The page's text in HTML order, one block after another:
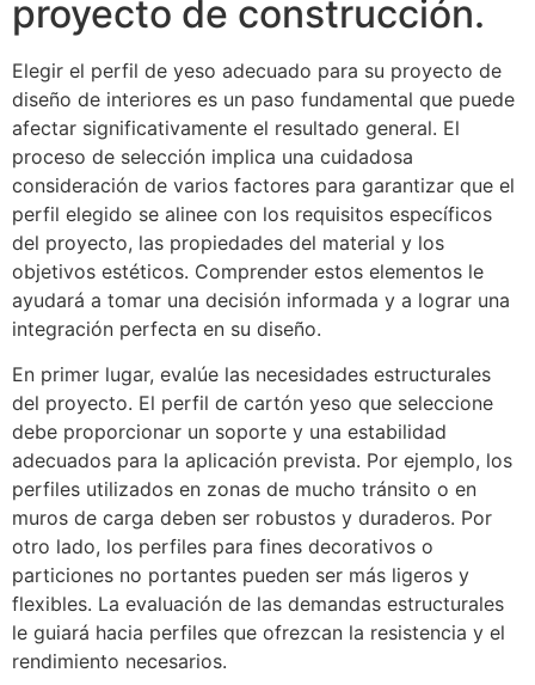
proyecto de construcción.
Elegir el perfil de yeso adecuado para su proyecto de
diseño de interiores es un paso fundamental que puede
afectar significativamente el resultado general. El
proceso de selección implica una cuidadosa
consideración de varios factores para garantizar que el
perfil elegido se alinee con los requisitos específicos
del proyecto, las propiedades del material y los
objetivos estéticos. Comprender estos elementos le
ayudará a tomar una decisión informada y a lograr una
integración perfecta en su diseño.
En primer lugar, evalúe las necesidades estructurales
del proyecto. El perfil de cartón yeso que seleccione
debe proporcionar un soporte y una estabilidad
adecuados para la aplicación prevista. Por ejemplo, los
perfiles utilizados en zonas de mucho tránsito o en
muros de carga deben ser robustos y duraderos. Por
otro lado, los perfiles para fines decorativos o
particiones no portantes pueden ser más ligeros y
flexibles. La evaluación de las demandas estructurales
le guiará hacia perfiles que ofrezcan la resistencia y el
rendimiento necesarios.